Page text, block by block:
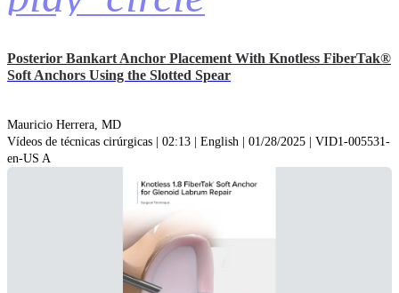
Posterior Bankart Anchor Placement With Knotless FiberTak®
Soft Anchors Using the Slotted Spear
Mauricio Herrera, MD
Vídeos de técnicas cirúrgicas | 02:13 | English | 01/28/2025 | VID1-005531-
en-US A